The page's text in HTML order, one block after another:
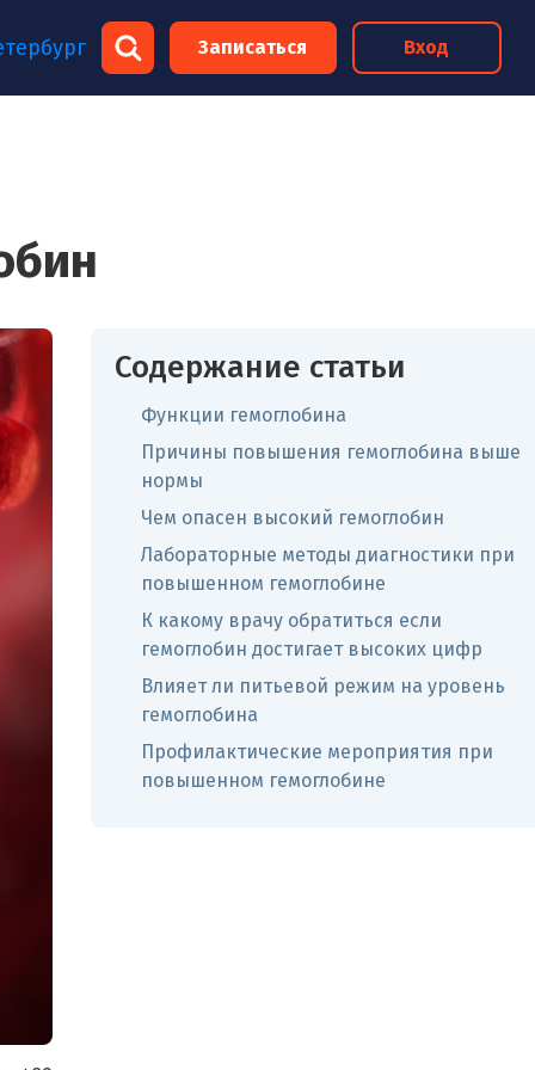
Записаться Вход
Содержание статьи
Функции гемоглобина
Причины повышения гемоглобина выше
нормы
Чем опасен высокий гемоглобин
Лабораторные методы диагностики при
повышенном гемоглобине
К какому врачу обратиться если
гемоглобин достигает высоких цифр
Влияет ли питьевой режим на уровень
гемоглобина
Профилактические мероприятия при
повышенном гемоглобине
×